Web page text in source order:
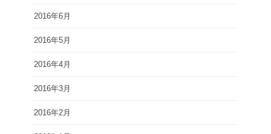
2016年6月
2016年5月
2016年4月
2016年3月
2016年2月